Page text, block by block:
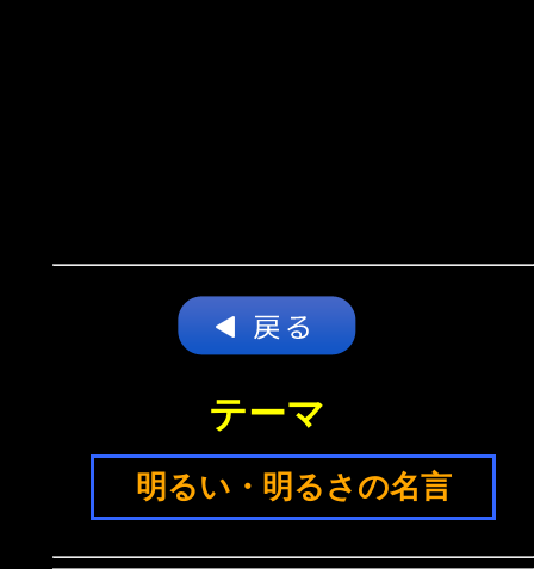
テーマ
明るい・明るさの名言